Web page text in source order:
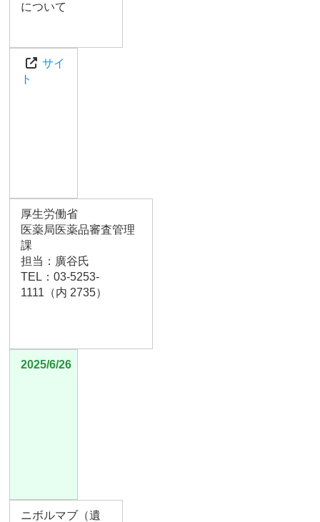
について
サイ
ト
厚生労働省
医薬局医薬品審査管理
課
担当：廣谷氏
TEL：03-5253-
1111（内 2735）
2025/6/26
ニボルマブ（遺